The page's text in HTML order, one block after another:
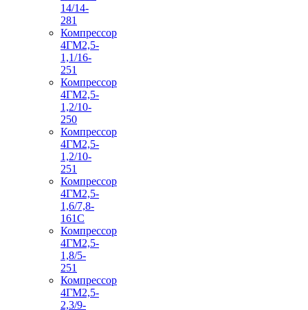
14/14-
281
Компрессор
4ГМ2,5-
1,1/16-
251
Компрессор
4ГМ2,5-
1,2/10-
250
Компрессор
4ГМ2,5-
1,2/10-
251
Компрессор
4ГМ2,5-
1,6/7,8-
161С
Компрессор
4ГМ2,5-
1,8/5-
251
Компрессор
4ГМ2,5-
2,3/9-